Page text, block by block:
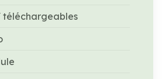
téléchargeables